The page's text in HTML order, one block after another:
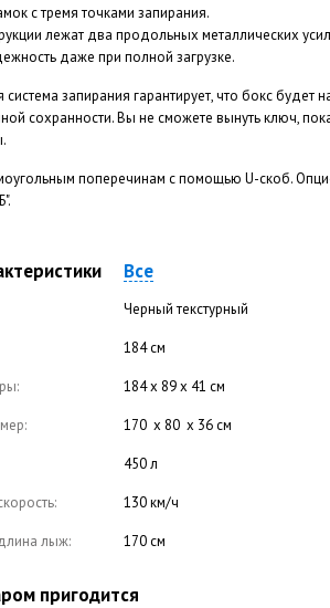
с тремя точками запирания.
лежат два продольных металлических
даже при полной загрузке.
система запирания гарантирует, что бокс будет
сохранности. Вы не сможете вынуть ключ,
поперечинам с помощью U-скоб.
Все
Черный текстурный
184 см
184 х 89 х 41 см
170 х 80 х 36 см
450 л
130 км/ч
лыж: 170 см
пригодится